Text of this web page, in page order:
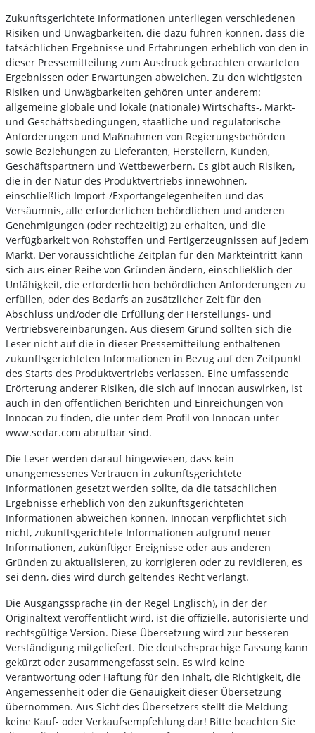
Zukunftsgerichtete Informationen unterliegen verschiedenen
Risiken und Unwägbarkeiten, die dazu führen können, dass die
tatsächlichen Ergebnisse und Erfahrungen erheblich von den in
dieser Pressemitteilung zum Ausdruck gebrachten erwarteten
Ergebnissen oder Erwartungen abweichen. Zu den wichtigsten
Risiken und Unwägbarkeiten gehören unter anderem:
allgemeine globale und lokale (nationale) Wirtschafts-, Markt-
und Geschäftsbedingungen, staatliche und regulatorische
Anforderungen und Maßnahmen von Regierungsbehörden
sowie Beziehungen zu Lieferanten, Herstellern, Kunden,
Geschäftspartnern und Wettbewerbern. Es gibt auch Risiken,
die in der Natur des Produktvertriebs innewohnen,
einschließlich Import-/Exportangelegenheiten und das
Versäumnis, alle erforderlichen behördlichen und anderen
Genehmigungen (oder rechtzeitig) zu erhalten, und die
Verfügbarkeit von Rohstoffen und Fertigerzeugnissen auf jedem
Markt. Der voraussichtliche Zeitplan für den Markteintritt kann
sich aus einer Reihe von Gründen ändern, einschließlich der
Unfähigkeit, die erforderlichen behördlichen Anforderungen zu
erfüllen, oder des Bedarfs an zusätzlicher Zeit für den
Abschluss und/oder die Erfüllung der Herstellungs- und
Vertriebsvereinbarungen. Aus diesem Grund sollten sich die
Leser nicht auf die in dieser Pressemitteilung enthaltenen
zukunftsgerichteten Informationen in Bezug auf den Zeitpunkt
des Starts des Produktvertriebs verlassen. Eine umfassende
Erörterung anderer Risiken, die sich auf Innocan auswirken, ist
auch in den öffentlichen Berichten und Einreichungen von
Innocan zu finden, die unter dem Profil von Innocan unter
www.sedar.com abrufbar sind.
Die Leser werden darauf hingewiesen, dass kein
unangemessenes Vertrauen in zukunftsgerichtete
Informationen gesetzt werden sollte, da die tatsächlichen
Ergebnisse erheblich von den zukunftsgerichteten
Informationen abweichen können. Innocan verpflichtet sich
nicht, zukunftsgerichtete Informationen aufgrund neuer
Informationen, zukünftiger Ereignisse oder aus anderen
Gründen zu aktualisieren, zu korrigieren oder zu revidieren, es
sei denn, dies wird durch geltendes Recht verlangt.
Die Ausgangssprache (in der Regel Englisch), in der der
Originaltext veröffentlicht wird, ist die offizielle, autorisierte und
rechtsgültige Version. Diese Übersetzung wird zur besseren
Verständigung mitgeliefert. Die deutschsprachige Fassung kann
gekürzt oder zusammengefasst sein. Es wird keine
Verantwortung oder Haftung für den Inhalt, die Richtigkeit, die
Angemessenheit oder die Genauigkeit dieser Übersetzung
übernommen. Aus Sicht des Übersetzers stellt die Meldung
keine Kauf- oder Verkaufsempfehlung dar! Bitte beachten Sie